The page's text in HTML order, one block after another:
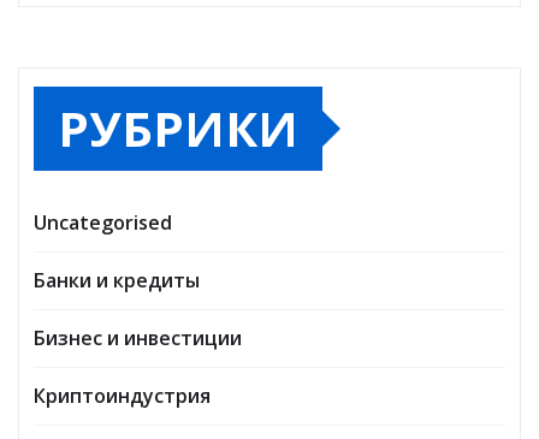
РУБРИКИ
Uncategorised
Банки и кредиты
Бизнес и инвестиции
Криптоиндустрия